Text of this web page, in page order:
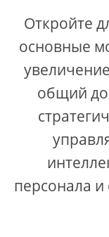
Откройте
основные
общий
персонала и